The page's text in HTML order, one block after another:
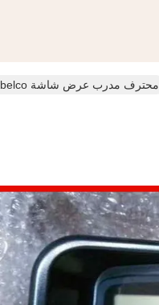
محترف مدرب عرض شاشة Kobelco يرحل حفار Yn59s00021f1 Yn59s00021f2